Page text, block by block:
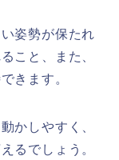
姿勢が保たれ
こと、また、
きます。
かしやすく、
るでしょう。